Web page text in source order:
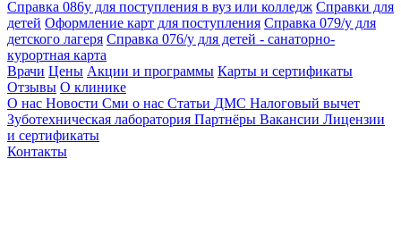
Справка 086у для поступления в вуз или колледж Справки для
детей Оформление карт для поступления Справка 079/у для
детского лагеря Справка 076/у для детей - санаторно-
курортная карта
Врачи Цены Акции и программы Карты и сертификаты
Отзывы О клинике
О нас Новости Сми о нас Статьи ДМС Налоговый вычет
Зуботехническая лаборатория Партнёры Вакансии Лицензии
и сертификаты
Контакты